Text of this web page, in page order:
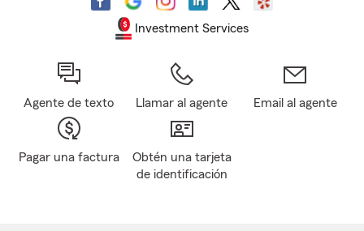
Investment Services
Agente de texto Llamar al agente Email al agente
Pagar una factura
Obtén una tarjeta
de identificación